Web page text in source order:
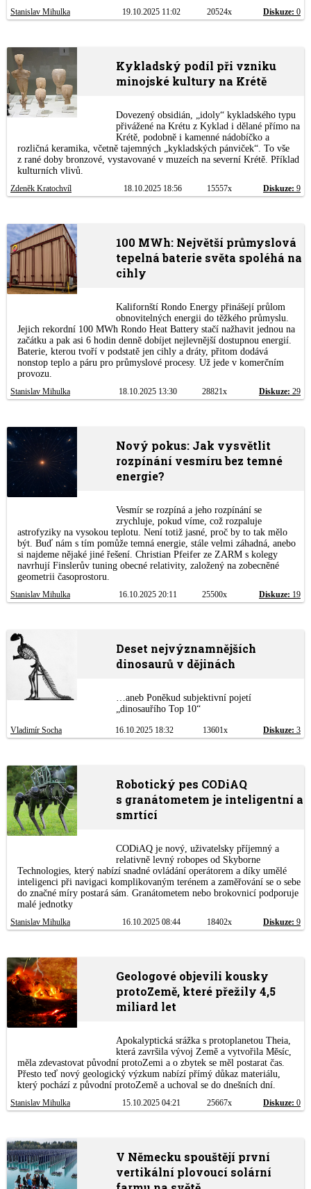
Stanislav Mihulka 19.10.2025 11:02 20524x Diskuze: 0
Kykladský podíl při vzniku
minojské kultury na Krétě
Dovezený obsidián, „idoly“ kykladského typu
přivážené na Krétu z Kyklad i dělané přímo na
Krétě, podobně i kamenné nádobíčko a
rozličná keramika, včetně tajemných „kykladských pánviček“. To vše
z rané doby bronzové, vystavované v muzeích na severní Krétě. Příklad
kulturních vlivů.
Zdeněk Kratochvíl 18.10.2025 18:56 15557x Diskuze: 9
100 MWh: Největší průmyslová
tepelná baterie světa spoléhá na
cihly
Kalifornští Rondo Energy přinášejí průlom
obnovitelných energii do těžkého průmyslu.
Jejich rekordní 100 MWh Rondo Heat Battery stačí nažhavit jednou na
začátku a pak asi 6 hodin denně dobíjet nejlevnější dostupnou energií.
Baterie, kterou tvoří v podstatě jen cihly a dráty, přitom dodává
nonstop teplo a páru pro průmyslové procesy. Už jede v komerčním
provozu.
Stanislav Mihulka 18.10.2025 13:30 28821x Diskuze: 29
Nový pokus: Jak vysvětlit
rozpínání vesmíru bez temné
energie?
Vesmír se rozpíná a jeho rozpínání se
zrychluje, pokud víme, což rozpaluje
astrofyziky na vysokou teplotu. Není totiž jasné, proč by to tak mělo
být. Buď nám s tím pomůže temná energie, stále velmi záhadná, anebo
si najdeme nějaké jiné řešení. Christian Pfeifer ze ZARM s kolegy
navrhují Finslerův tuning obecné relativity, založený na zobecněné
geometrii časoprostoru.
Stanislav Mihulka 16.10.2025 20:11 25500x Diskuze: 19
Deset nejvýznamnějších
dinosaurů v dějinách
…aneb Poněkud subjektivní pojetí
„dinosauřího Top 10“
Vladimír Socha 16.10.2025 18:32 13601x Diskuze: 3
Robotický pes CODiAQ
s granátometem je inteligentní a
smrtící
CODiAQ je nový, uživatelsky příjemný a
relativně levný robopes od Skyborne
Technologies, který nabízí snadné ovládání operátorem a díky umělé
inteligenci při navigaci komplikovaným terénem a zaměřování se o sebe
do značné míry postará sám. Granátometem nebo brokovnicí podporuje
malé jednotky
Stanislav Mihulka 16.10.2025 08:44 18402x Diskuze: 9
Geologové objevili kousky
protoZemě, které přežily 4,5
miliard let
Apokalyptická srážka s protoplanetou Theia,
která završila vývoj Země a vytvořila Měsíc,
měla zdevastovat původní protoZemi a o zbytek se měl postarat čas.
Přesto teď nový geologický výzkum nabízí přímý důkaz materiálu,
který pochází z původní protoZemě a uchoval se do dnešních dní.
Stanislav Mihulka 15.10.2025 04:21 25667x Diskuze: 0
V Německu spouštějí první
vertikální plovoucí solární